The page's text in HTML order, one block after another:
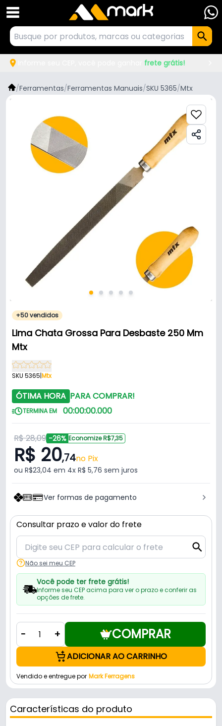
frete grátis!
/Ferramentas/Ferramentas Manuais/SKU 5365/Mtx
+50 vendidos
Lima Chata Grossa Para Desbaste 250 Mm
Mtx
SKU 5365|Mtx
ÓTIMA HORA PARA COMPRAR!
TERMINA EM 00:00:00.000
R$ 28,09 -26% Economize R$7,35
R$ 20,74no Pix
ou R$23,04 em 4x R$ 5,76 sem juros
Ver formas de pagamento
Consultar prazo e valor do frete
Não sei meu CEP
Você pode ter frete grátis!
Informe seu CEP acima para ver o prazo e conferir as
opções de frete.
- + COMPRAR
ADICIONAR AO CARRINHO
Vendido e entregue por Mark Ferragens
Características do produto